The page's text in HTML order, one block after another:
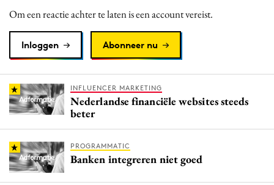
Purpose Marketing
Reputatie & crisis
Om een reactie achter te laten is een account vereist.
Inloggen Abonneer nu
INFLUENCER MARKETING
Nederlandse financiële websites steeds
beter
PROGRAMMATIC
Banken integreren niet goed